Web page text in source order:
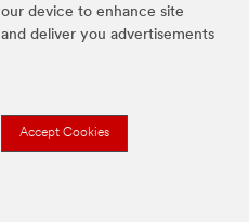
device to enhance site
deliver you advertisements
Accept Cookies